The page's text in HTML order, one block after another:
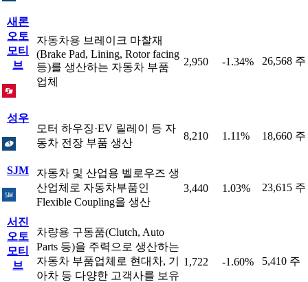
새론
오토
모티
브
자동차용 브레이크 마찰재
(Brake Pad, Lining, Rotor facing
등)를 생산하는 자동차 부품
업체
2,950 -1.34% 26,568 주
성우
모터 하우징·EV 릴레이 등 자
동차 전장 부품 생산
8,210 1.11% 18,660 주
SJM
자동차 및 산업용 벨로우즈 생
산업체로 자동차부품인
Flexible Coupling을 생산
3,440 1.03% 23,615 주
서진
오토
모티
브
차량용 구동품(Clutch, Auto
Parts 등)을 주력으로 생산하는
자동차 부품업체로 현대차, 기
아차 등 다양한 고객사를 보유
1,722 -1.60% 5,410 주